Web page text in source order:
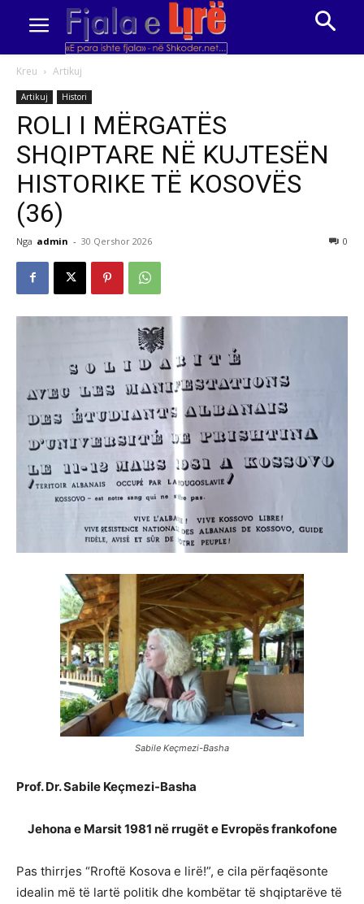
Kreu Artikuj
Artikuj Histori
ROLI I MËRGATËS
SHQIPTARE NË KUJTESËN
HISTORIKE TË KOSOVËS
(36)
Nga admin - 30 Qershor 2026 0
Sabile Keçmezi-Basha
Prof. Dr. Sabile Keçmezi-Basha
Jehona e Marsit 1981 në rrugët e Evropës frankofone
Pas thirrjes “Rroftë Kosova e lirë!”, e cila përfaqësonte
idealin më të lartë politik dhe kombëtar të shqiptarëve të